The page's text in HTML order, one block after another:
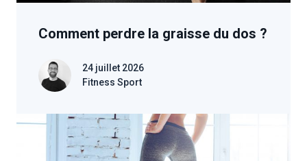
Comment perdre la graisse du dos ?
24 juillet 2026
Fitness Sport